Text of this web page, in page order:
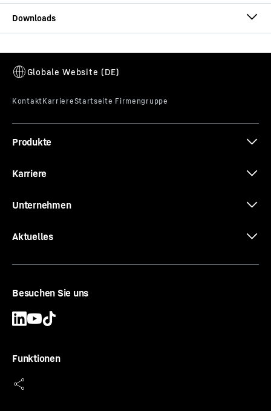
Produkte
Karriere
Unternehmen
Aktuelles
Besuchen Sie uns
Funktionen